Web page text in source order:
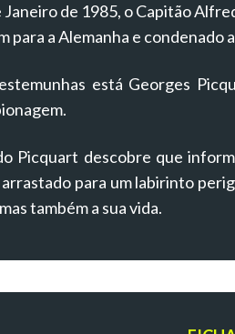
Janeiro de 1985, o Capitão
para a Alemanha e condenado
está Georges
Picquart descobre que
arrastado para um labirinto
também a sua vida.